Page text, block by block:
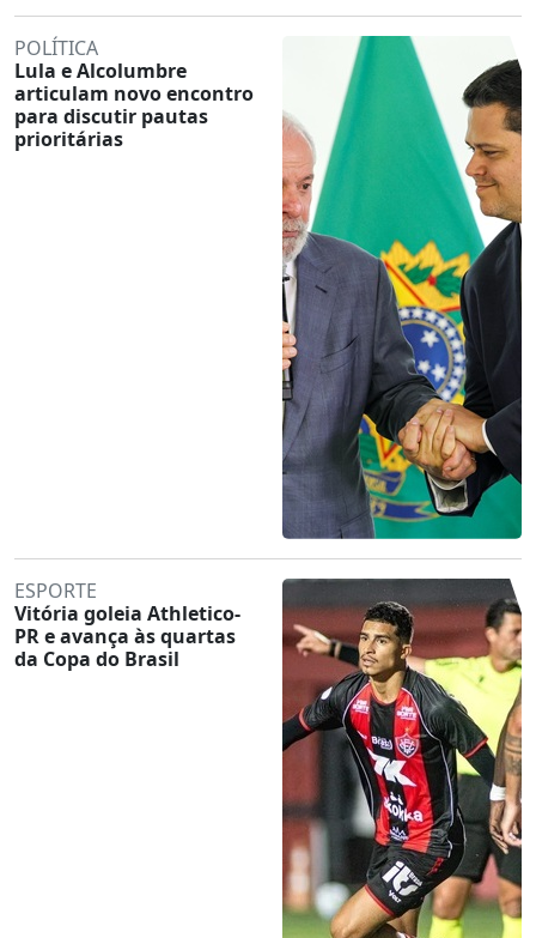
POLÍTICA
Lula e Alcolumbre
articulam novo encontro
para discutir pautas
prioritárias
ESPORTE
Vitória goleia Athletico-
PR e avança às quartas
da Copa do Brasil